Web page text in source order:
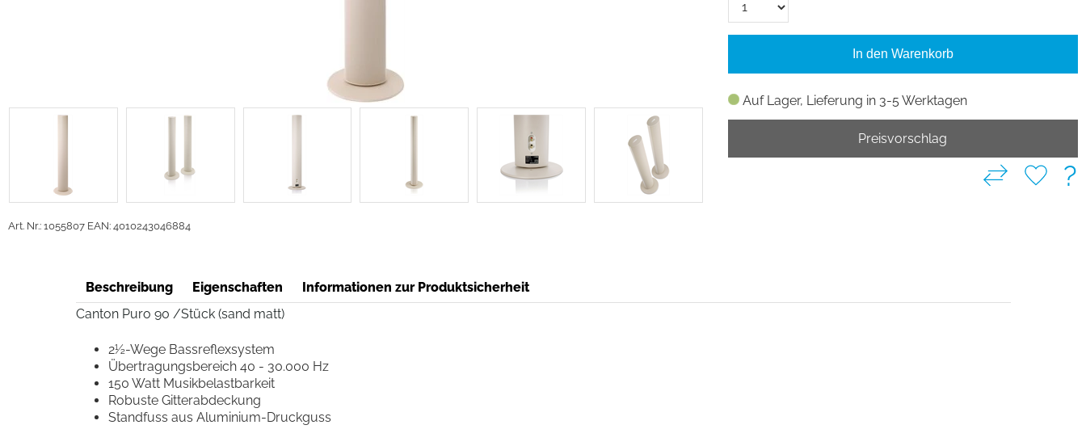
Art. Nr.: 1055807 EAN: 4010243046884
Auf Lager, Lieferung in 3-5 Werktagen
In den Warenkorb
Preisvorschlag
?
Beschreibung Eigenschaften
Informationen zur Produktsicherheit
Canton Puro 90 /Stück (sand matt)
2½-Wege Bassreflexsystem
Übertragungsbereich 40 - 30.000 Hz
150 Watt Musikbelastbarkeit
Robuste Gitterabdeckung
Standfuss aus Aluminium-Druckguss